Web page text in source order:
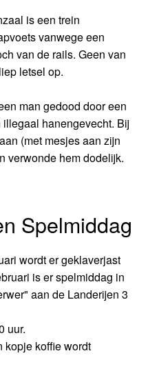
is een trein
vanwege een
van de rails. Geen van
letsel op.
man gedood door een
hanengevecht. Bij
(met mesjes aan zijn
verwonde hem dodelijk.
Spelmiddag
wordt er geklaverjast
is er spelmiddag in
aan de Landerijen 3
uur.
kopje koffie wordt